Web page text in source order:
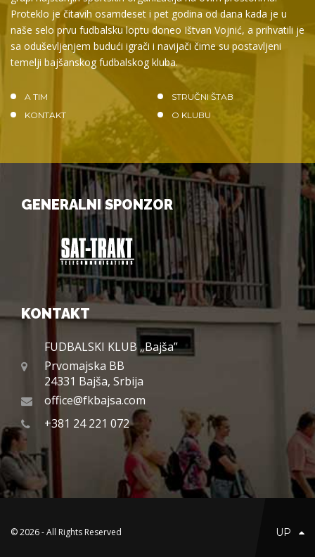
Proteklo je čitavih osamdeset i pet godina od dana kada je u
naše selo prvu fudbalsku loptu doneo Ištvan Vojnić, a prihvatili je
sa oduševljenjem budući igrači i navijači čime su postavljeni
temelji bajšanskog fudbalskog kluba.
A TIM
STRUČNI ŠTAB
KONTAKT
O KLUBU
GENERALNI SPONZOR
KONTAKT
FUDBALSKI KLUB „Bajša”
Prvomajska BB
24331 Bajša, Srbija
office@fkbajsa.com
+381 24 221 072
© 2026 - All Rights Reserved UP